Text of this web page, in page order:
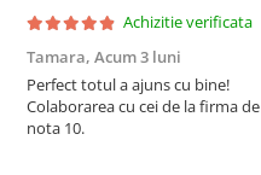
Datorita posibilitații
grade, inalbire si
Achizitie verificata
Tamara, Acum 3 luni
Perfect totul a ajuns cu bine!
Colaborarea cu cei de la firma de
nota 10.